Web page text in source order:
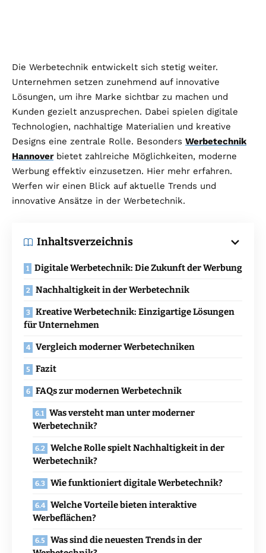
Die Werbetechnik entwickelt sich stetig weiter.
Unternehmen setzen zunehmend auf innovative
Lösungen, um ihre Marke sichtbar zu machen und
Kunden gezielt anzusprechen. Dabei spielen digitale
Technologien, nachhaltige Materialien und kreative
Designs eine zentrale Rolle. Besonders Werbetechnik
Hannoverbietet zahlreiche Möglichkeiten, moderne
Werbung effektiv einzusetzen. Hier mehr erfahren.
Werfen wir einen Blick auf aktuelle Trends und
innovative Ansätze in der Werbetechnik.
Inhaltsverzeichnis
Digitale Werbetechnik: Die Zukunft der Werbung
Nachhaltigkeit in der Werbetechnik
Kreative Werbetechnik: Einzigartige Lösungen
für Unternehmen
Vergleich moderner Werbetechniken
Fazit
FAQs zur modernen Werbetechnik
Was versteht man unter moderner
Werbetechnik?
Welche Rolle spielt Nachhaltigkeit in der
Werbetechnik?
Wie funktioniert digitale Werbetechnik?
Welche Vorteile bieten interaktive
Werbeflächen?
Was sind die neuesten Trends in der